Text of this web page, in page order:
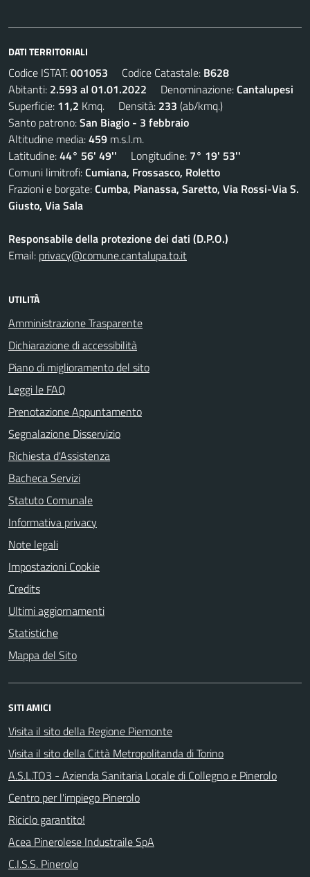
DATI TERRITORIALI
Codice ISTAT:001053 Codice Catastale: B628
Abitanti: 2.593 al 01.01.2022 Denominazione:Cantalupesi
Superficie: 11,2 Kmq. Densità: 233 (ab/kmq.)
Santo patrono:San Biagio - 3 febbraio
Altitudine media:459 m.s.l.m.
Latitudine:44° 56' 49'' Longitudine: 7° 19' 53''
Comuni limitrofi:Cumiana, Frossasco, Roletto
Frazioni e borgate:Cumba, Pianassa, Saretto, Via Rossi-Via S.
Giusto, Via Sala
Responsabile della protezione dei dati (D.P.O.)
Email: privacy@comune.cantalupa.to.it
UTILITÀ
Amministrazione Trasparente
Dichiarazione di accessibilità
Piano di miglioramento del sito
Leggi le FAQ
Prenotazione Appuntamento
Segnalazione Disservizio
Richiesta d'Assistenza
Bacheca Servizi
Statuto Comunale
Informativa privacy
Note legali
Impostazioni Cookie
Credits
Ultimi aggiornamenti
Statistiche
Mappa del Sito
SITI AMICI
Visita il sito della Regione Piemonte
Visita il sito della Città Metropolitanda di Torino
A.S.L.TO3 - Azienda Sanitaria Locale di Collegno e Pinerolo
Centro per l'impiego Pinerolo
Riciclo garantito!
Acea Pinerolese Industraile SpA
C.I.S.S. Pinerolo